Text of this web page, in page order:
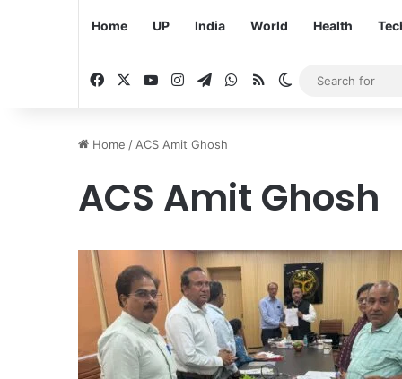
Home UP India World Health
Facebook YouTubeInstagramTelegramWhatsApp
RSS Switch skin
Home / ACS Amit Ghosh
ACS Amit Ghosh